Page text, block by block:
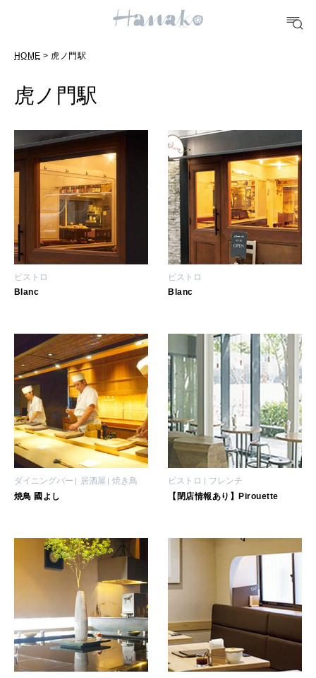
#シュークリーム #パン #カフェ
おいしい
TRAVEL
どこ行く？
FORTUNE
明日のわたし
[12星座別] Monthly Love Holoscope
女神まり愛のタロットメッセージ
算命学がわかる今月のあなた
HEALTH
自分にやさしく
LEARN
知る、考える
MAMA
ママもいろいろ
SUSTAINABLE
わたしができること
CULTURE
自分を耕す
HOME > 虎ノ門駅
虎ノ門駅
ビストロ
Blanc
ビストロ
Blanc
ダイニングバー 居酒屋 焼き鳥
焼鳥 國よし
ビストロ フレンチ
【閉店情報あり】Pirouette